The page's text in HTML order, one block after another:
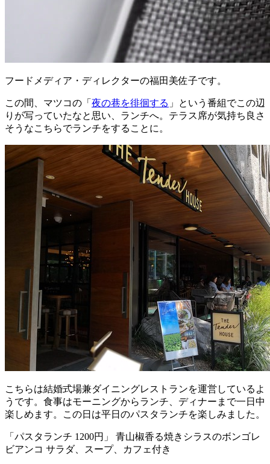
フードメディア・ディレクターの福田美佐子です。
この間、マツコの「 夜の巷を徘徊する 」という番組でこの辺
りが写っていたなと思い、ランチへ。テラス席が気持ち良さ
そうなこちらでランチをすることに。
こちらは結婚式場兼ダイニングレストランを運営しているよ
うです。食事はモーニングからランチ、ディナーまで一日中
楽しめます。この日は平日のパスタランチを楽しみました。
「パスタランチ 1200円」 青山椒香る焼きシラスのボンゴレ
ビアンコ サラダ、スープ、カフェ付き